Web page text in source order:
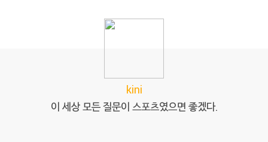
kini
이 세상 모든 질문이 스포츠였으면 좋겠다.